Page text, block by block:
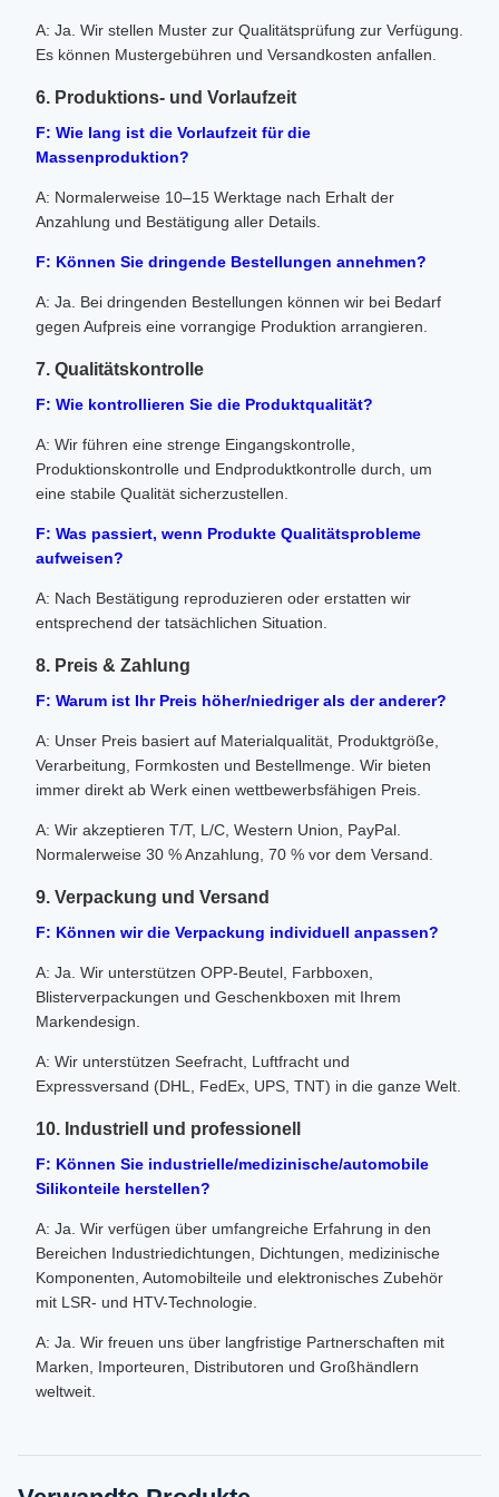
A: Ja. Wir stellen Muster zur Qualitätsprüfung zur Verfügung.
Es können Mustergebühren und Versandkosten anfallen.
6. Produktions- und Vorlaufzeit
F: Wie lang ist die Vorlaufzeit für die
Massenproduktion?
A: Normalerweise 10–15 Werktage nach Erhalt der
Anzahlung und Bestätigung aller Details.
F: Können Sie dringende Bestellungen annehmen?
A: Ja. Bei dringenden Bestellungen können wir bei Bedarf
gegen Aufpreis eine vorrangige Produktion arrangieren.
7. Qualitätskontrolle
F: Wie kontrollieren Sie die Produktqualität?
A: Wir führen eine strenge Eingangskontrolle,
Produktionskontrolle und Endproduktkontrolle durch, um
eine stabile Qualität sicherzustellen.
F: Was passiert, wenn Produkte Qualitätsprobleme
aufweisen?
A: Nach Bestätigung reproduzieren oder erstatten wir
entsprechend der tatsächlichen Situation.
8. Preis & Zahlung
F: Warum ist Ihr Preis höher/niedriger als der anderer?
A: Unser Preis basiert auf Materialqualität, Produktgröße,
Verarbeitung, Formkosten und Bestellmenge. Wir bieten
immer direkt ab Werk einen wettbewerbsfähigen Preis.
A: Wir akzeptieren T/T, L/C, Western Union, PayPal.
Normalerweise 30 % Anzahlung, 70 % vor dem Versand.
9. Verpackung und Versand
F: Können wir die Verpackung individuell anpassen?
A: Ja. Wir unterstützen OPP-Beutel, Farbboxen,
Blisterverpackungen und Geschenkboxen mit Ihrem
Markendesign.
A: Wir unterstützen Seefracht, Luftfracht und
Expressversand (DHL, FedEx, UPS, TNT) in die ganze Welt.
10. Industriell und professionell
F: Können Sie industrielle/medizinische/automobile
Silikonteile herstellen?
A: Ja. Wir verfügen über umfangreiche Erfahrung in den
Bereichen Industriedichtungen, Dichtungen, medizinische
Komponenten, Automobilteile und elektronisches Zubehör
mit LSR- und HTV-Technologie.
A: Ja. Wir freuen uns über langfristige Partnerschaften mit
Marken, Importeuren, Distributoren und Großhändlern
weltweit.